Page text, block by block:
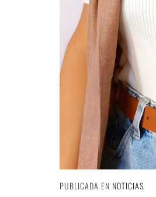
PUBLICADA EN NOTICIAS